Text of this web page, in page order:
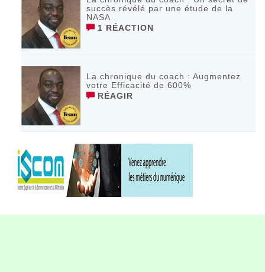
succès révélé par une étude de la
NASA
1 RÉACTION
La chronique du coach : Augmentez
votre Efficacité de 600%
RÉAGIR